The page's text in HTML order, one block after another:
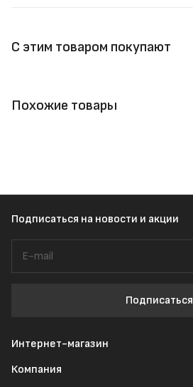
С этим товаром покупают
Похожие товары
Подписаться на новости и акции
Подписаться
Интернет-магазин
Компания